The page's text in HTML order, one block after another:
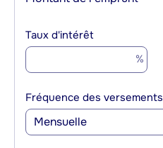
Taux d'intérêt
%
Fréquence des versements
Mensuelle